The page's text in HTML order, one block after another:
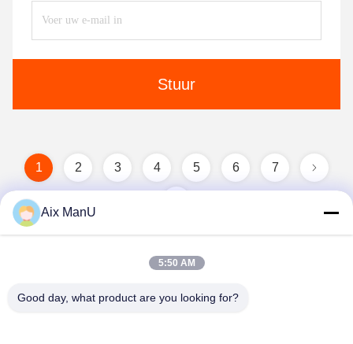
Stuur
1 2 3 4 5 6 7
Aix ManU
5:50 AM
Good day, what product are you looking for?